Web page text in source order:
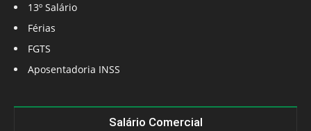
13º Salário
Férias
FGTS
Aposentadoria INSS
Salário Comercial